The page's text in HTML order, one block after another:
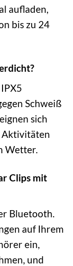
aufladen,
bis zu 24
Schweiß
sich
Aktivitäten
Wetter.
Clips mit
Bluetooth.
auf Ihrem
ein,
und